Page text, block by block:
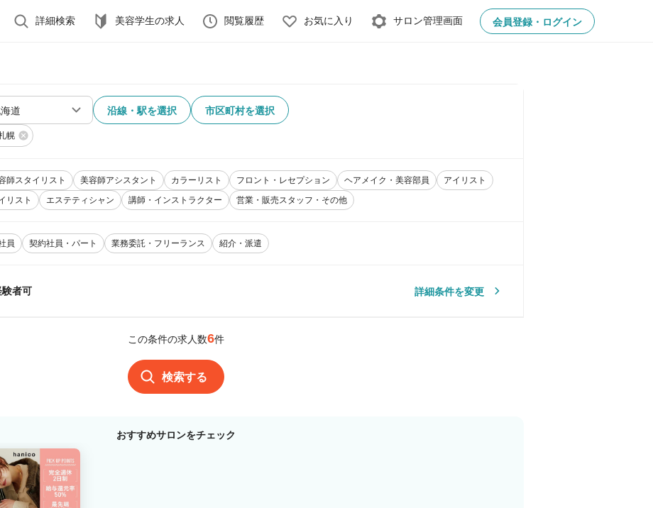
詳細検索 美容学生の求人 閲覧履歴 お気に入り サロン管理画面 会員登録・ログイン
沿線・駅を選択 市区町村を選択
幌
師スタイリスト 美容師アシスタント カラーリスト フロント・レセプション ヘアメイク・美容部員
アイリスト
リスト
エステティシャン 講師・インストラクター 営業・販売スタッフ・その他
員 契約社員・パート 業務委託・フリーランス 紹介・派遣
験者可 詳細条件を変更
この条件の求人数6件
検索する
おすすめサロンをチェック